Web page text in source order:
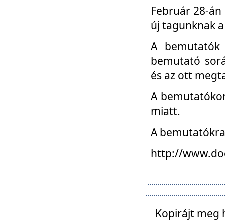
Február 28-
új tagunknak
A
bemutató
és az ott
A
miatt.
A
http://
Kopirájt meg